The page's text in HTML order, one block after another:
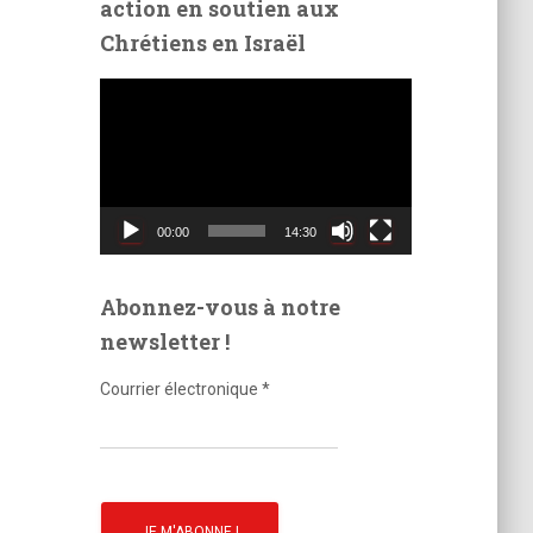
é
o
action en soutien aux
Chrétiens en Israël
é
o
00:00 14:30
Abonnez-vous à notre
newsletter !
Courrier électronique *